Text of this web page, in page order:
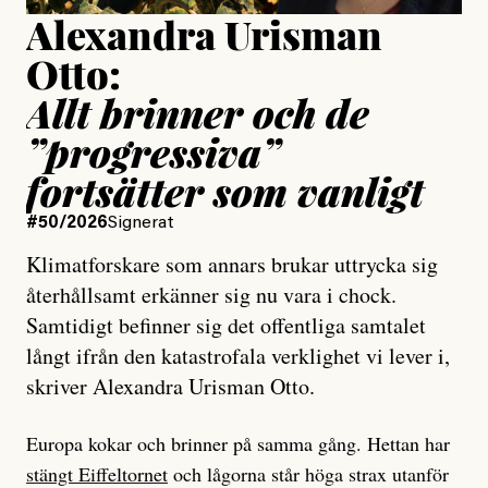
Alexandra Urisman
Otto:
Allt brinner och de
”progressiva”
fortsätter som vanligt
#50/2026Signerat
Klimatforskare som annars brukar uttrycka sig
återhållsamt erkänner sig nu vara i chock.
Samtidigt befinner sig det offentliga samtalet
långt ifrån den katastrofala verklighet vi lever i,
skriver Alexandra Urisman Otto.
Europa kokar och brinner på samma gång. Hettan har
stängt Eiffeltornet och lågorna står höga strax utanför